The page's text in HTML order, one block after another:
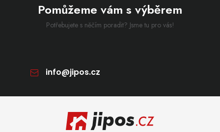
Pomůžeme vám s výběrem
Potřebujete s něčím poradit? Jsme tu pro vás!
info@jipos.cz